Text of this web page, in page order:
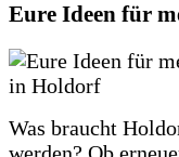
Eure Ideen für
Was braucht